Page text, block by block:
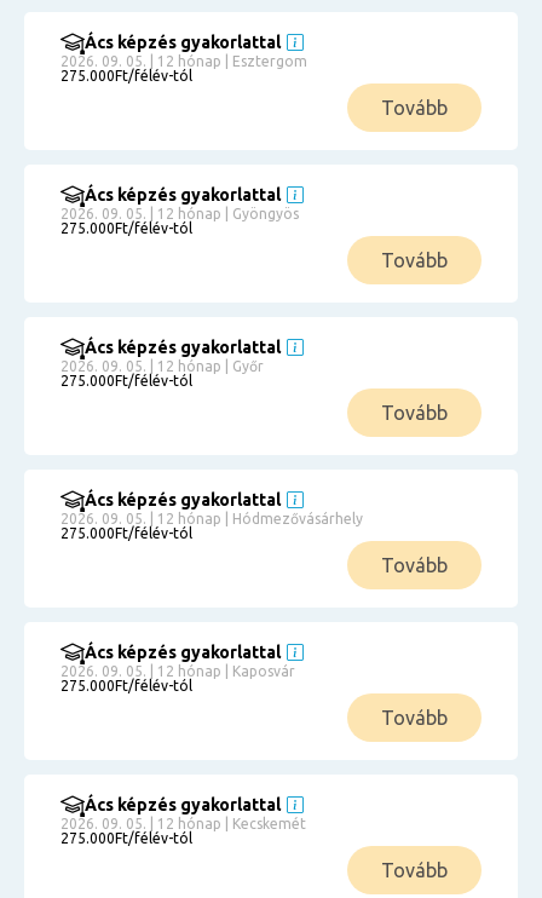
Ács képzés gyakorlattal
2026. 09. 05. | 12 hónap | Esztergom
275.000Ft/félév-tól
Tovább
Ács képzés gyakorlattal
2026. 09. 05. | 12 hónap | Gyöngyös
275.000Ft/félév-tól
Tovább
Ács képzés gyakorlattal
2026. 09. 05. | 12 hónap | Győr
275.000Ft/félév-tól
Tovább
Ács képzés gyakorlattal
2026. 09. 05. | 12 hónap | Hódmezővásárhely
275.000Ft/félév-tól
Tovább
Ács képzés gyakorlattal
2026. 09. 05. | 12 hónap | Kaposvár
275.000Ft/félév-tól
Tovább
Ács képzés gyakorlattal
2026. 09. 05. | 12 hónap | Kecskemét
275.000Ft/félév-tól
Tovább